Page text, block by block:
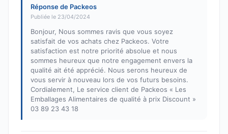
Réponse de Packeos
Publiée le 23/04/2024
Bonjour, Nous sommes ravis que vous soyez
satisfait de vos achats chez Packeos. Votre
satisfaction est notre priorité absolue et nous
sommes heureux que notre engagement envers la
qualité ait été apprécié. Nous serons heureux de
vous servir à nouveau lors de vos futurs besoins.
Cordialement, Le service client de Packeos « Les
Emballages Alimentaires de qualité à prix Discount »
03 89 23 43 18